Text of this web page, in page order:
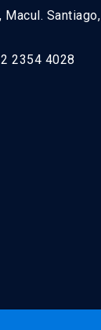
Macul.
2354 4028